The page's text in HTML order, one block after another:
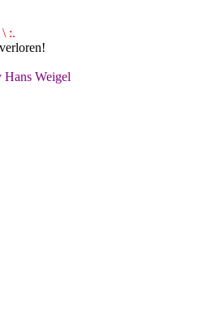
:.
Hans Weigel